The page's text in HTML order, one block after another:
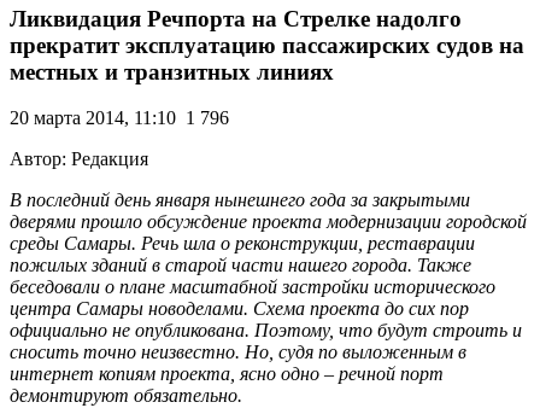
Ликвидация Речпорта на Стрелке надолго
прекратит эксплуатацию пассажирских судов на
местных и транзитных линиях
20 марта 2014, 11:10 1 796
Автор: Редакция
В последний день января нынешнего года за закрытыми
дверями прошло обсуждение проекта модернизации городской
среды Самары. Речь шла о реконструкции, реставрации
пожилых зданий в старой части нашего города. Также
беседовали о плане масштабной застройки исторического
центра Самары новоделами. Схема проекта до сих пор
официально не опубликована. Поэтому, что будут строить и
сносить точно неизвестно. Но, судя по выложенным в
интернет копиям проекта, ясно одно – речной порт
демонтируют обязательно.